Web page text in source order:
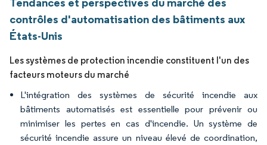
contrôles d'automatisation des bâtiments aux
États-Unis
Les systèmes de protection incendie constituent l'un des
facteurs moteurs du marché
L'intégration des systèmes de sécurité incendie aux
bâtiments automatisés est essentielle pour prévenir ou
minimiser les pertes en cas d'incendie. Un système de
sécurité incendie assure un niveau élevé de coordination,